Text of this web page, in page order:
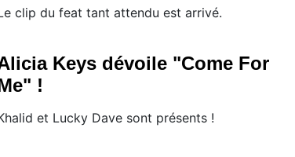
clip du feat tant attendu est arrivé.
Keys dévoile "Come For
!
et Lucky Dave sont présents !